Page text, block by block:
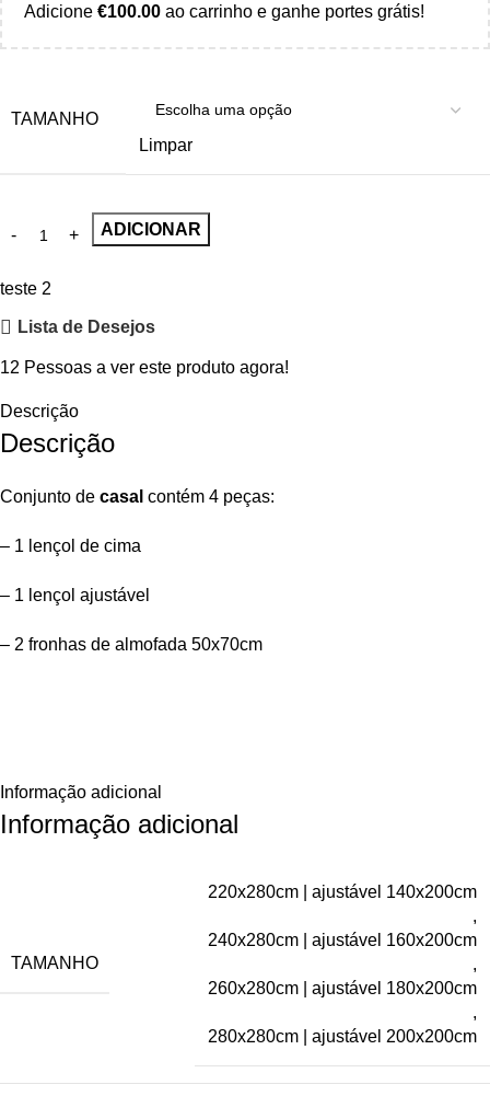
Adicione €100.00 ao carrinho e ganhe portes grátis!
TAMANHO
Limpar
ADICIONAR
teste 2
Lista de Desejos
12 Pessoas a ver este produto agora!
Descrição
Descrição
Conjunto de casal contém 4 peças:
– 1 lençol de cima
– 1 lençol ajustável
– 2 fronhas de almofada 50x70cm
Informação adicional
Informação adicional
TAMANHO
220x280cm | ajustável 140x200cm
,
240x280cm | ajustável 160x200cm
,
260x280cm | ajustável 180x200cm
,
280x280cm | ajustável 200x200cm